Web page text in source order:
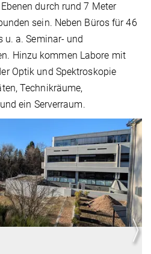
durch rund 7 Meter
sein. Neben Büros für 46
u. a. Seminar- und
Hinzu kommen Labore mit
Optik und Spektroskopie
Technikräume,
ein Serverraum.